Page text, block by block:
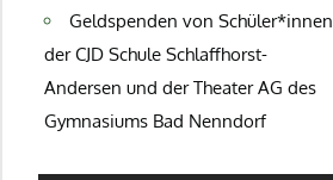
Geldspenden von Schüler*innen
der CJD Schule Schlaffhorst-
Andersen und der Theater AG des
Gymnasiums Bad Nenndorf